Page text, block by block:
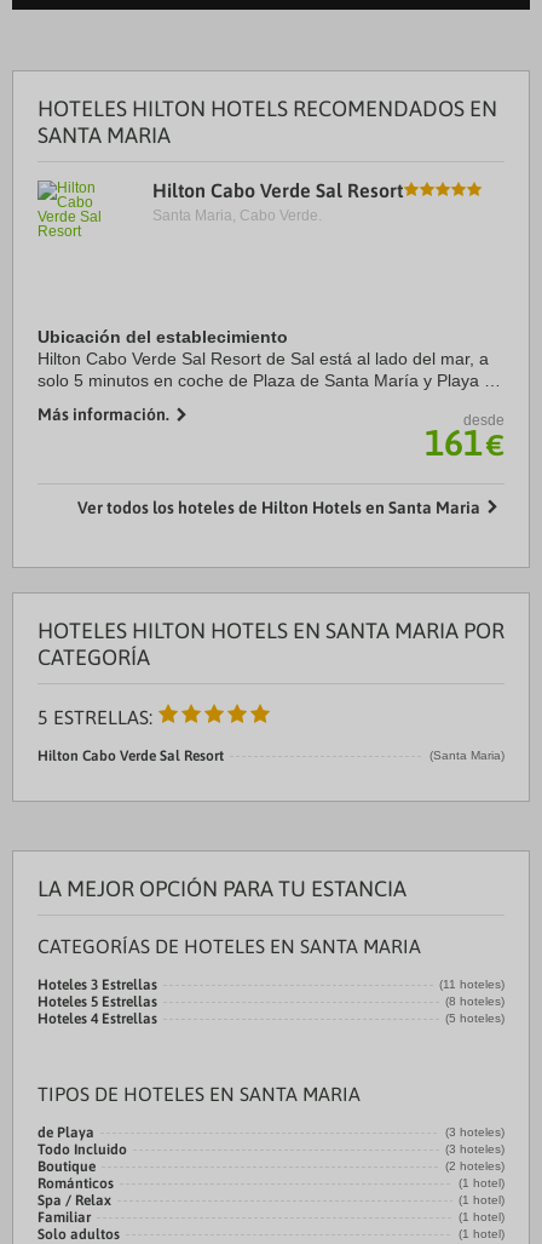
HOTELES HILTON HOTELS RECOMENDADOS EN
SANTA MARIA
Hilton Cabo Verde Sal Resort
Santa Maria, Cabo Verde.
Ubicación del establecimiento
Hilton Cabo Verde Sal Resort de Sal está al lado del mar, a
solo 5 minutos en coche de Plaza de Santa María y Playa de
2,6 km de Muelle de Santa ...
Más información. desde
161€
Ver todos los hoteles de Hilton Hotels en Santa Maria
HOTELES HILTON HOTELS EN SANTA MARIA POR
CATEGORÍA
5 ESTRELLAS:
Hilton Cabo Verde Sal Resort (Santa Maria)
LA MEJOR OPCIÓN PARA TU ESTANCIA
CATEGORÍAS DE HOTELES EN SANTA MARIA
Hoteles 3 Estrellas (11 hoteles)
Hoteles 5 Estrellas (8 hoteles)
Hoteles 4 Estrellas (5 hoteles)
TIPOS DE HOTELES EN SANTA MARIA
de Playa (3 hoteles)
Todo Incluido (3 hoteles)
Boutique (2 hoteles)
Románticos (1 hotel)
Spa / Relax (1 hotel)
Familiar (1 hotel)
Solo adultos (1 hotel)